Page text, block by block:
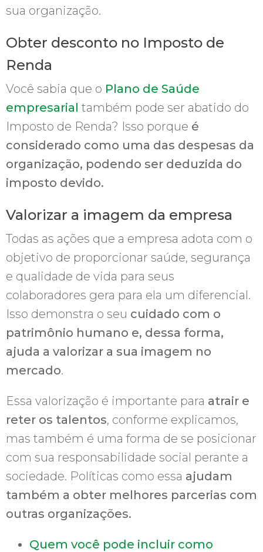
sua organização.
Obter desconto no Imposto de
Renda
Você sabia que o Plano de Saúde
empresarial também pode ser abatido do
Imposto de Renda? Isso porque é
considerado como uma das despesas da
organização, podendo ser deduzida do
imposto devido.
Valorizar a imagem da empresa
Todas as ações que a empresa adota com o
objetivo de proporcionar saúde, segurança
e qualidade de vida para seus
colaboradores gera para ela um diferencial.
Isso demonstra o seu cuidado com o
patrimônio humano e, dessa forma,
ajuda a valorizar a sua imagem no
mercado.
Essa valorização é importante para atrair e
reter os talentos, conforme explicamos,
mas também é uma forma de se posicionar
com sua responsabilidade social perante a
sociedade. Políticas como essa ajudam
também a obter melhores parcerias com
outras organizações.
Quem você pode incluir como